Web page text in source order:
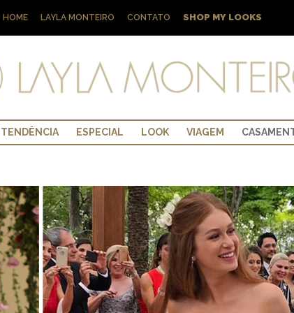
HOME LAYLA MONTEIRO CONTATO SHOP MY LOOKS
TENDÊNCIA ESPECIAL LOOK VIAGEM